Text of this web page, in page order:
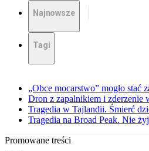
Najnowsze
Tagi
„Obce mocarstwo” mogło
Dron z zapalnikiem i
Tragedia w Tajlandii. Śmierć
Tragedia na Broad Peak. Nie
Promowane treści